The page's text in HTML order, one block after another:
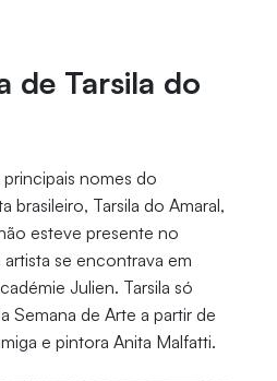
de Tarsila do
nomes do
brasileiro, Tarsila do Amaral,
esteve presente no
se encontrava em
Julien. Tarsila só
Semana de Arte a partir de
e pintora Anita Malfatti.